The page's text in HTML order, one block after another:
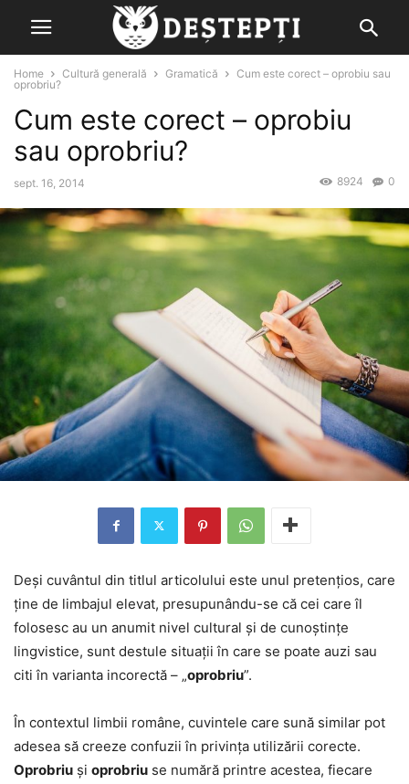
Home Cultură generală Gramatică
Cum este corect – oprobiu sau
oprobriu?
Cum este corect – oprobiu
sau oprobriu?
sept. 16, 2014 0
8924
Deși cuvântul din titlul articolului este unul pretențios, care
ține de limbajul elevat, presupunându-se că cei care îl
folosesc au un anumit nivel cultural și de cunoștințe
lingvistice, sunt destule situații în care se poate auzi sau
citi în varianta incorectă – „oprobriu”.
În contextul limbii române, cuvintele care sună similar pot
adesea să creeze confuzii în privința utilizării corecte.
Oprobriu și oprobriu se numără printre acestea, fiecare